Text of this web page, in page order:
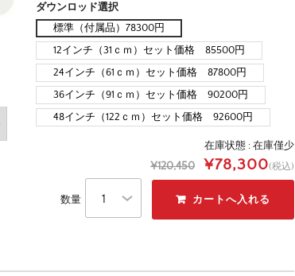
ダウンロッド選択
標準（付属品）78300円
12インチ（31ｃｍ）セット価格 85500円
24インチ（61ｃｍ）セット価格 87800円
36インチ（91ｃｍ）セット価格 90200円
48インチ（122ｃｍ）セット価格 92600円
在庫状態 : 在庫僅少
¥120,450 ¥78,300(税込)
数量